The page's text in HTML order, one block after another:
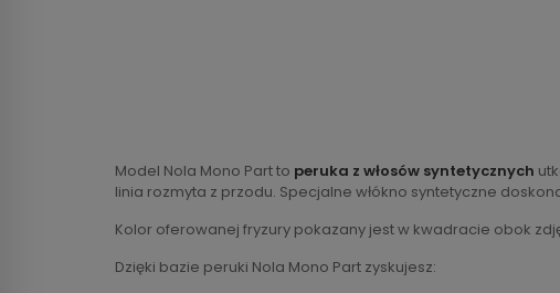
Model Nola Mono Part to peruka z włosów syntetycznych
linia rozmyta z przodu. Specjalne włókno syntetyczne
Kolor oferowanej fryzury pokazany jest w kwadracie obok
Dzięki bazie peruki Nola Mono Part zyskujesz: